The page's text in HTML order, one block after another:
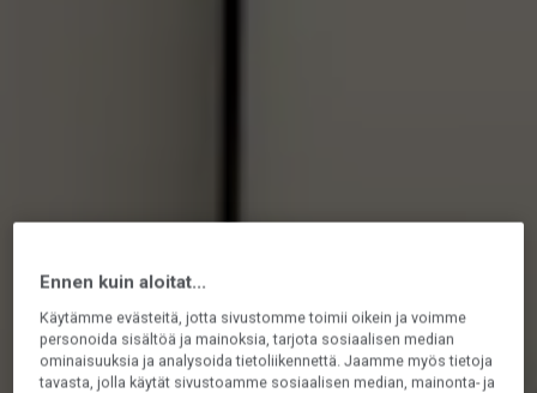
Ennen kuin aloitat...
Käytämme evästeitä, jotta sivustomme toimii oikein ja voimme
personoida sisältöä ja mainoksia, tarjota sosiaalisen median
ominaisuuksia ja analysoida tietoliikennettä. Jaamme myös tietoja
tavasta, jolla käytät sivustoamme sosiaalisen median, mainonta- ja